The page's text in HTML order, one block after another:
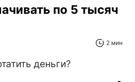
по 5 тысяч
2 мин
деньги?